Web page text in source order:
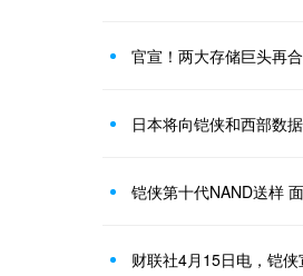
官宣！两大存储巨头再
日本将向铠侠和西部数
铠侠第十代NAND送样